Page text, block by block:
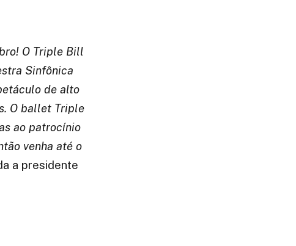
O Triple Bill
Sinfônica
de alto
O ballet Triple
ao patrocínio
venha até o
a presidente